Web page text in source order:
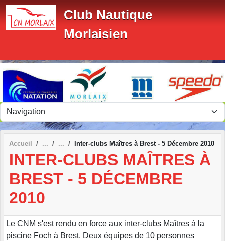
Club Nautique
Morlaisien
Accueil Inter-clubs Maîtres à Brest - 5 Décembre 2010
INTER-CLUBS MAÎTRES À
BREST - 5 DÉCEMBRE
2010
Le CNM s'est rendu en force aux inter-clubs Maîtres à la
piscine Foch à Brest. Deux équipes de 10 personnes
Panneau de gestion des cookies